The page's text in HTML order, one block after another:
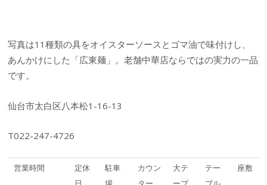
写真は11種類の具をオイスターソースとゴマ油で味付けし、
あんかけにした「広東麺」。老舗中華店ならではの実力の一品
です。
仙台市太白区八本松1-16-13
T022-247-4726
営業時間
定休
駐車
カウン
大テ
テー
座敷